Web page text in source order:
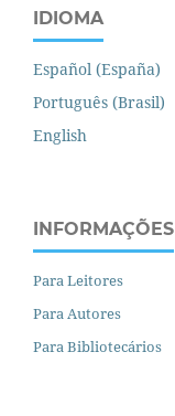
IDIOMA
Español (España)
Português (Brasil)
English
INFORMAÇÕES
Para Leitores
Para Autores
Para Bibliotecários